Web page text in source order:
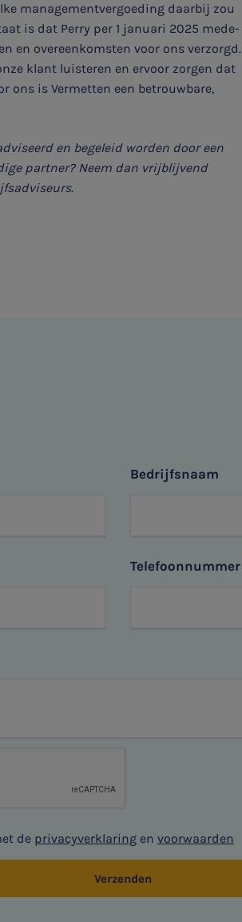
managementvergoeding daarbij zou
is dat Perry per 1 januari 2025 mede-
en overeenkomsten voor ons verzorgd.
klant luisteren en ervoor zorgen dat
ons is Vermetten een betrouwbare,
en begeleid worden door een
partner? Neem dan vrijblijvend
Bedrijfsnaam
Telefoonnummer
de privacyverklaring en voorwaarden
Verzenden